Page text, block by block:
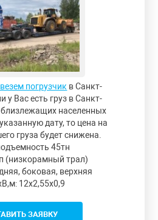
погрузчик в Санкт-
у Вас есть груз в Санкт-
близлежащих населенных
дату, то цена на
груза будет снижена.
45тн
(низкорамный трал)
боковая, верхняя
12x2,55x0,9
ЗАЯВКУ